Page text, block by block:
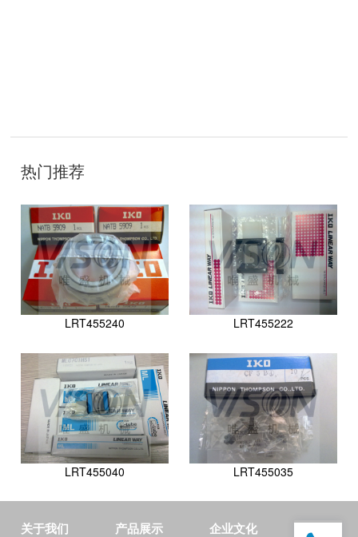
司
热门推荐
LRT455240 LRT455222
LRT455040 LRT455035
关于我们 产品展示 企业文化